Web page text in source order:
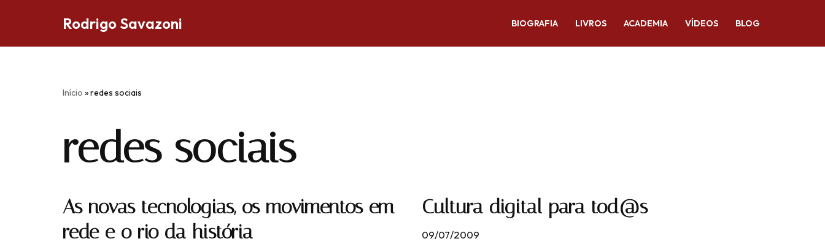
Rodrigo Savazoni BIOGRAFIA LIVROS ACADEMIA VÍDEOS BLOG
Início »redes sociais
redes sociais
As novas tecnologias, os movimentos em
rede e o rio da história
Cultura digital para tod@s
09/07/2009